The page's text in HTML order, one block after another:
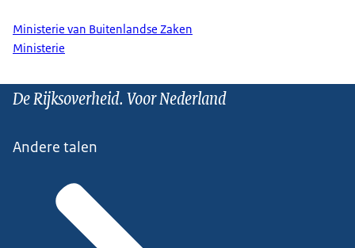
Ministerie van Buitenlandse Zaken
Ministerie
De Rijksoverheid. Voor Nederland
Andere talen